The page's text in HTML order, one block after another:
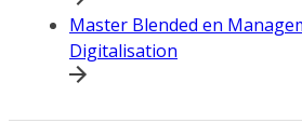
Master Blended en
Digitalisation